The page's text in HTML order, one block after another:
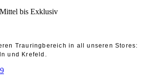
bis Exklusiv
Trauringbereich in all unseren Stores:
und Krefeld.